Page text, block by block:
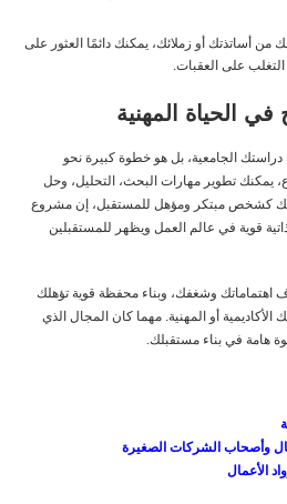
من أساتذتك أو زملائك، يمكنك دائمًا العثور على
على العقبات.
الحياة المهنية
الجامعية، بل هو خطوة كبيرة نحو
يمكنك تطوير مهارات البحث، التحليل، وحل
كشخص مبتكر ومؤهل للمستقبل، إن مشروع
قوية في عالم العمل ويظهر للمستقبلين
وشغفك، وبناء محفظة قوية تؤهلك
الأكاديمية أو المهنية. مهما كان المجال الذي
هامة في بناء مستقبلك.